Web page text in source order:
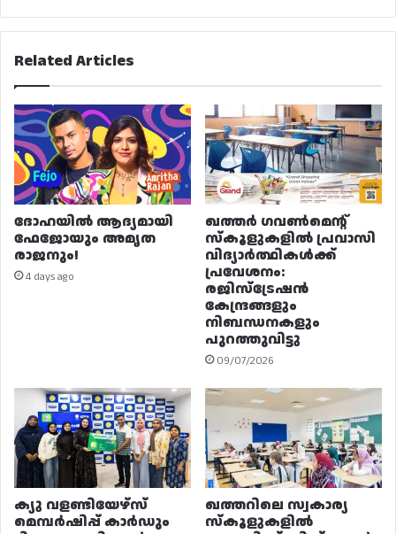
Related Articles
ദോഹയിൽ ആദ്യമായി
ഫേജോയും അമൃത
രാജനും!
4 days ago
ഖത്തർ ഗവൺമെന്റ്
സ്കൂളുകളിൽ പ്രവാസി
വിദ്യാർത്ഥികൾക്ക്
പ്രവേശനം:
രജിസ്ട്രേഷൻ
കേന്ദ്രങ്ങളും
നിബന്ധനകളും
പുറത്തുവിട്ടു
09/07/2026
ക്യു വളണ്ടിയേഴ്‌സ്
മെമ്പർഷിപ്പ് കാർഡും
ഖത്തറിലെ സ്വകാര്യ
സ്കൂളുകളിൽ